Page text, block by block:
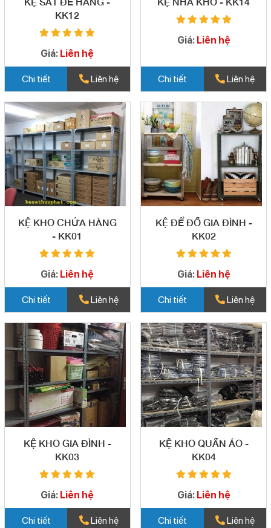
KK12
Giá: Liên hệ
Chi tiết Liên hệ
Giá: Liên hệ
Chi tiết Liên hệ
KỆ KHO CHỨA HÀNG
- KK01
Giá: Liên hệ
Chi tiết Liên hệ
KỆ ĐỂ ĐỒ GIA ĐÌNH -
KK02
Giá: Liên hệ
Chi tiết Liên hệ
KỆ KHO GIA ĐÌNH -
KK03
Giá: Liên hệ
Chi tiết Liên hệ
KỆ KHO QUẦN ÁO -
KK04
Giá: Liên hệ
Chi tiết Liên hệ